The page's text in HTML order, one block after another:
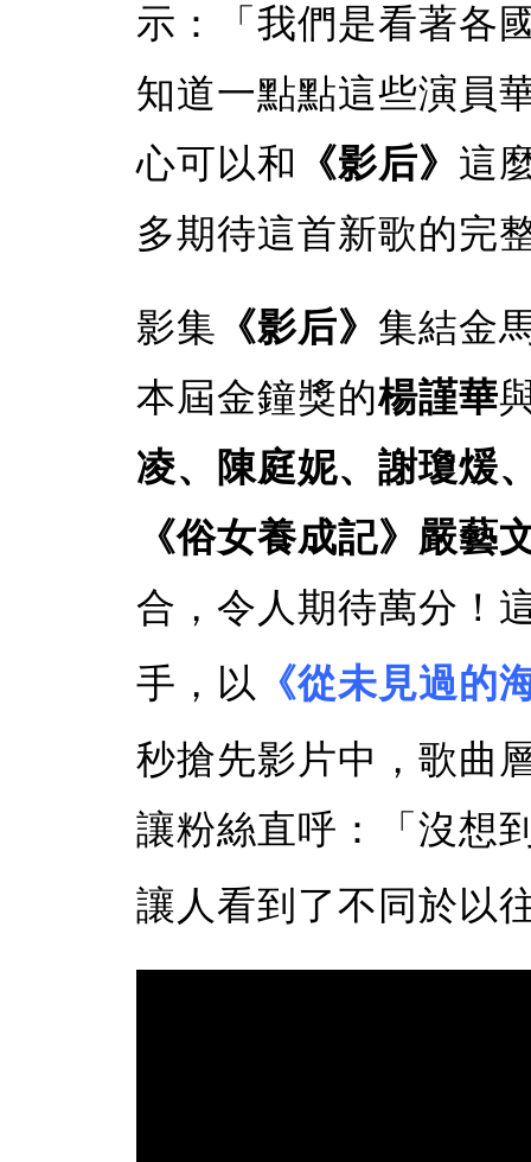
示：「我們是看著各
知道一點點這些演員
心可以和 《影后》 這
多期待這首新歌的完
影集 《影后》 集結金
本屆金鐘獎的楊謹華
凌、陳庭妮、謝瓊煖
《俗女養成記》嚴藝
合，令人期待萬分！
手，以 《從未見過的
秒搶先影片中，歌曲
讓粉絲直呼：「沒想
讓人看到了不同於以